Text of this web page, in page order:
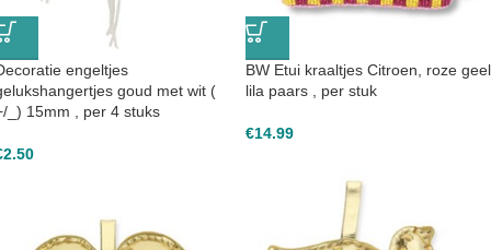
engeltjes
goud met wit (
_) 15mm , per 4 stuks
2.50
BW Etui kraaltjes Citroen, roze geel
lila paars , per stuk
€14.99